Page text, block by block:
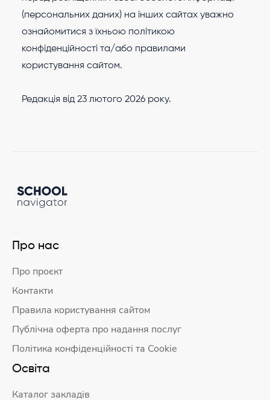
(персональних даних) на інших сайтах уважно
ознайомитися з їхньою політикою
конфіденційності та/або правилами
користування сайтом.
Редакція від 23 лютого 2026 року.
Про нас
Про проєкт
Контакти
Правила користування сайтом
Публічна оферта про надання послуг
Політика конфіденційності та Cookie
Освіта
Каталог закладів